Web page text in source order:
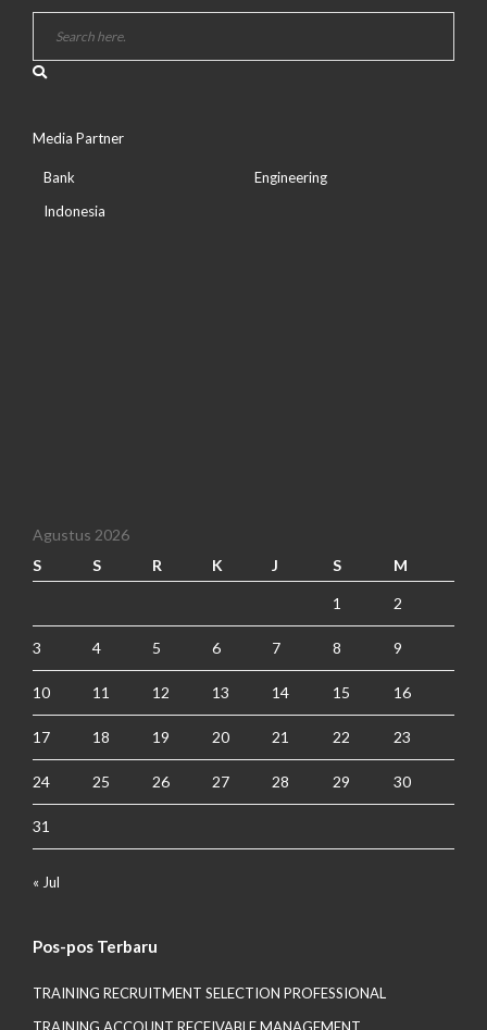
Media Partner
Bank
Indonesia
Engineering
Agustus 2026
S
S R K J S M
1 2
3 4 5 6 7 8 9
10 11 12 13 14 15 16
17 18 19 20 21 22 23
24 25 26 27 28 29 30
31
« Jul
Pos-pos Terbaru
TRAINING RECRUITMENT SELECTION PROFESSIONAL